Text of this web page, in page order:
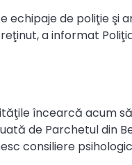
echipaje de poliţie şi
a informat
încearcă acum
de Parchetul din
consiliere